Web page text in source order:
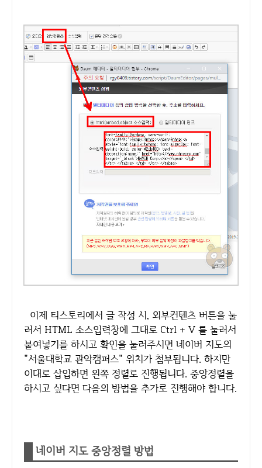
이제 티스토리에서 글 작성 시, 외부컨텐츠 버튼을 눌
러서 HTML 소스입력창에 그대로 Ctrl + V 를 눌러서
붙여넣기를 하시고 확인을 눌러주시면 네이버 지도의
"서울대학교 관악캠퍼스" 위치가 첨부됩니다. 하지만
이대로 삽입하면 왼쪽 정렬로 진행됩니다. 중앙정렬을
하시고 싶다면 다음의 방법을 추가로 진행해야 합니다.
네이버 지도 중앙정렬 방법